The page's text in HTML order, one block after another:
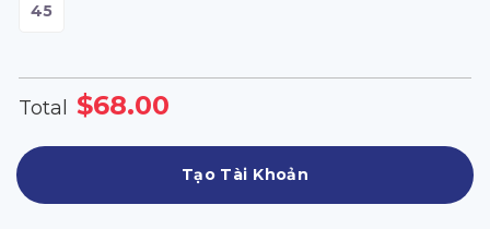
45
Total $68.00
Tạo Tài Khoản